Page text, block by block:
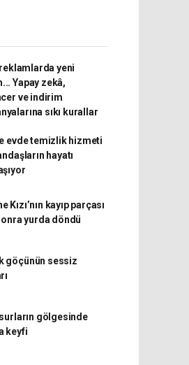
yeni
Yapay zekâ,
ve indirim
sıkı kurallar
evde temizlik hizmeti
hayatı
Kızı’nın kayıp parçası
yurda döndü
göçünün sessiz
gölgesinde
keyfi